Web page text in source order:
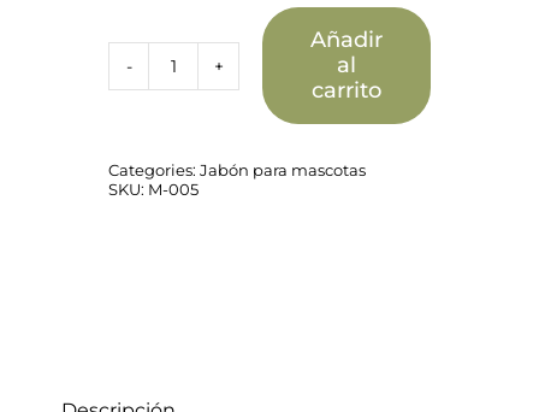
Pack
mascotas
huella
cantidad
Añadir
al
carrito
Categories: Jabón para mascotas
SKU: M-005